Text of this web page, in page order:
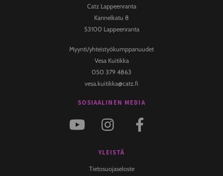
Catz Lappeenranta
Kannelkatu 8
53100 Lappeenranta
Myynti/yhteistyökumppanuudet
Vesa Kuitikka
050 379 4863
vesa.kuitikka@catz.fi
SOSIAALINEN MEDIA
YLEISTÄ
Tietosuojaseloste